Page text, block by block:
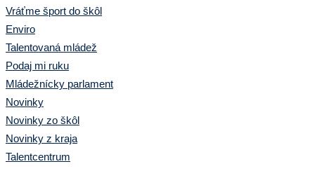
Vráťme šport do škôl
Enviro
Talentovaná mládež
Podaj mi ruku
Mládežnícky parlament
Novinky
Novinky zo škôl
Novinky z kraja
Talentcentrum